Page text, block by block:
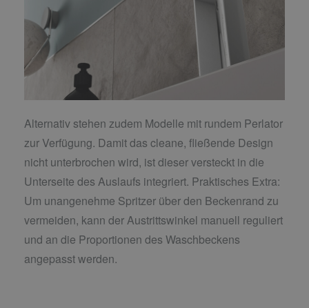
Alternativ stehen zudem Modelle mit rundem Perlator
zur Verfügung. Damit das cleane, fließende Design
nicht unterbrochen wird, ist dieser versteckt in die
Unterseite des Auslaufs integriert. Praktisches Extra:
Um unangenehme Spritzer über den Beckenrand zu
vermeiden, kann der Austrittswinkel manuell reguliert
und an die Proportionen des Waschbeckens
angepasst werden.